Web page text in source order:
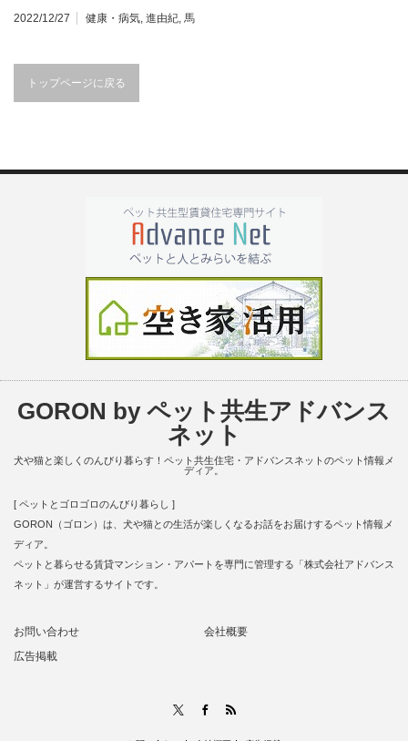
2022/12/27 健康・病気, 進由紀, 馬
トップページに戻る
GORON by ペット共生アドバンス
ネット
犬や猫と楽しくのんびり暮らす！ペット共生住宅・アドバンスネットのペット情報メ
ディア。
[ ペットとゴロゴロのんびり暮らし ]
GORON（ゴロン）は、犬や猫との生活が楽しくなるお話をお届けするペット情報メ
ディア。
ペットと暮らせる賃貸マンション・アパートを専門に管理する「株式会社アドバンス
ネット」が運営するサイトです。
お問い合わせ
会社概要
広告掲載
Facebook